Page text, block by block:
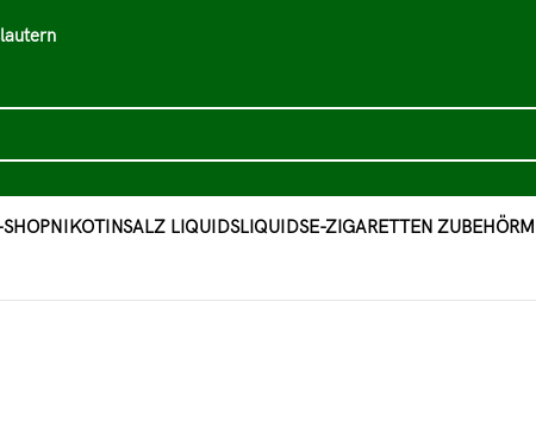
NIKOTINSALZ LIQUIDSLIQUIDSE-ZIGARETTEN ZUBEHÖR